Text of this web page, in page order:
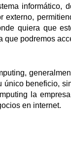
informático,
externo,
quiera que
que podremos
beneficio,
la
en internet.